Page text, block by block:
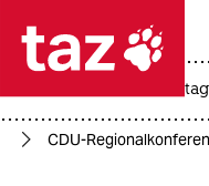
 taz
CDU-